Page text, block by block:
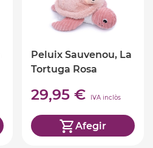
Peluix Sauvenou, La
Tortuga Rosa
29,95 € IVA inclòs
Afegir